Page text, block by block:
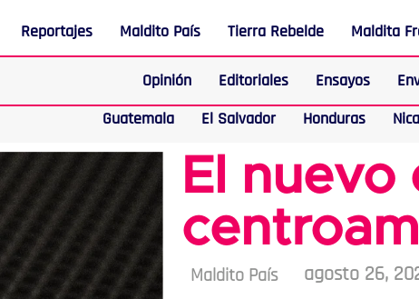
Reportajes Maldito País Tierra Rebelde Maldita
Opinión Editoriales Ensayos
Guatemala
El Salvador Honduras
El nuevo
Maldito País
agosto 26,